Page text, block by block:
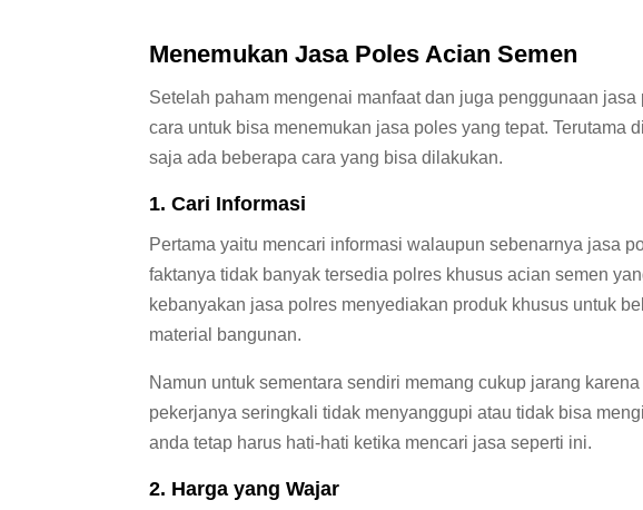
Menemukan Jasa Poles Acian Semen
Setelah paham mengenai manfaat dan juga penggunaan
cara untuk bisa menemukan jasa poles yang tepat. Terutama
saja ada beberapa cara yang bisa dilakukan.
1. Cari Informasi
Pertama yaitu mencari informasi walaupun sebenarnya jasa
faktanya tidak banyak tersedia polres khusus acian semen
kebanyakan jasa polres menyediakan produk khusus untuk
material bangunan.
Namun untuk sementara sendiri memang cukup jarang
pekerjanya seringkali tidak menyanggupi atau tidak bisa
anda tetap harus hati-hati ketika mencari jasa seperti ini.
2. Harga yang Wajar